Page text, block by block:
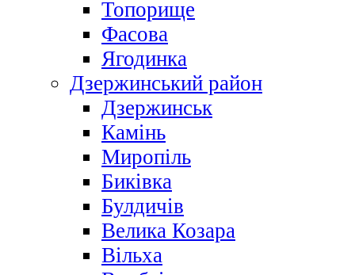
Топорище
Фасова
Ягодинка
Дзержинський район
Дзержинськ
Камінь
Миропіль
Биківка
Булдичів
Велика Козара
Вільха